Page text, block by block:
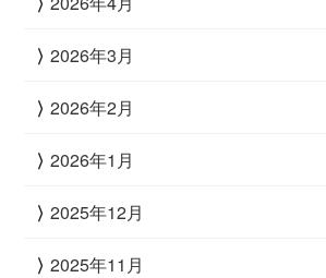
2026年3月
2026年2月
2026年1月
2025年12月
2025年11月